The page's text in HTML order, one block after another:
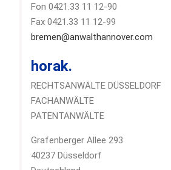
Fon 0421.33 11 12-90
Fax 0421.33 11 12-99
bremen@anwalthannover.com
horak.
RECHTSANWÄLTE DÜSSELDORF
FACHANWÄLTE
PATENTANWÄLTE
Grafenberger Allee 293
40237 Düsseldorf